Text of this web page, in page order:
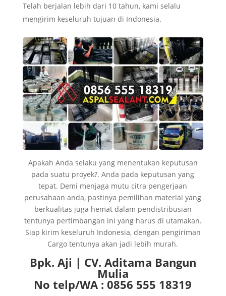
Telah berjalan lebih dari 10 tahun, kami selalu
mengirim keseluruh tujuan di Indonesia.
Apakah Anda selaku yang menentukan keputusan
pada suatu proyek?. Anda pada keputusan yang
tepat. Demi menjaga mutu citra pengerjaan
perusahaan anda, pastinya pemilihan material yang
berkualitas juga hemat dalam pendistribusian
tentunya pertimbangan ini yang harus di utamakan.
Siap kirim keseluruh Indonesia, dengan pengiriman
Cargo tentunya akan jadi lebih murah.
Bpk. Aji | CV. Aditama Bangun
Mulia
No telp/WA : 0856 555 18319